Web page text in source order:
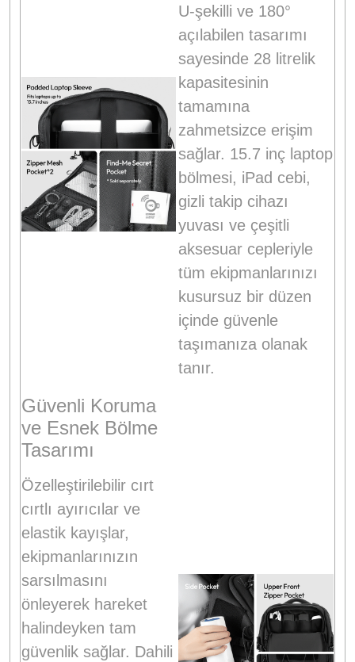
U-şekilli ve 180°
açılabilen tasarımı
sayesinde 28 litrelik
kapasitesinin
tamamına
zahmetsizce erişim
sağlar. 15.7 inç laptop
bölmesi, iPad cebi,
gizli takip cihazı
yuvası ve çeşitli
aksesuar cepleriyle
tüm ekipmanlarınızı
kusursuz bir düzen
içinde güvenle
taşımanıza olanak
tanır.
Güvenli Koruma
ve Esnek Bölme
Tasarımı
Özelleştirilebilir cırt
cırtlı ayırıcılar ve
elastik kayışlar,
ekipmanlarınızın
sarsılmasını
önleyerek hareket
halindeyken tam
güvenlik sağlar. Dahili